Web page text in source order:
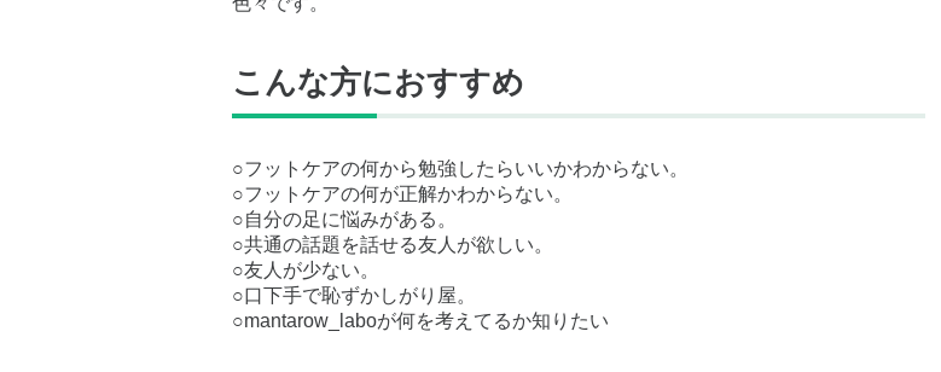
こんな方におすすめ
○フットケアの何から勉強したらいいかわからない。
○フットケアの何が正解かわからない。
○自分の足に悩みがある。
○共通の話題を話せる友人が欲しい。
○友人が少ない。
○口下手で恥ずかしがり屋。
○mantarow_laboが何を考えてるか知りたい